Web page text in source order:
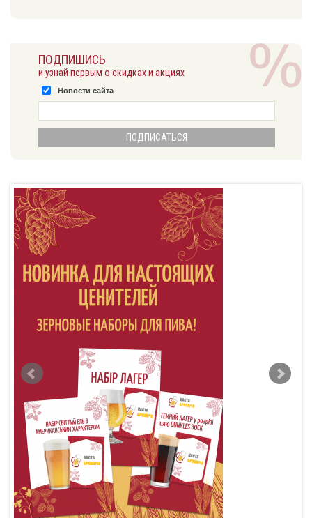
ПОДПИШИСЬ
и узнай первым о скидках и акциях
Новости сайта